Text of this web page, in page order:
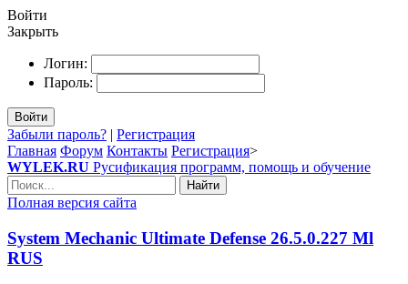
Войти
Закрыть
Логин:
Пароль:
Войти
Забыли пароль? | Регистрация
Главная Форум Контакты Регистрация>
WYLEK.RU Русификация программ, помощь и обучение
Найти
Полная версия сайта
System Mechanic Ultimate Defense 26.5.0.227 Ml
RUS